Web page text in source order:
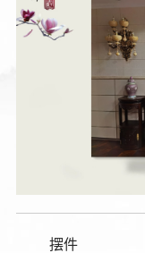
摆件